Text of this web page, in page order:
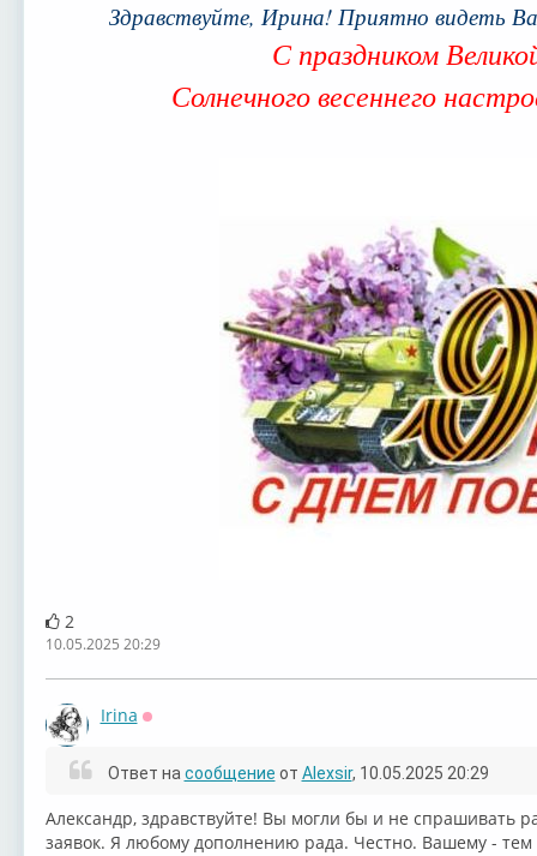
Здравствуйте, Ирина! Приятно видеть
С праздником
Солнечного весеннего
2
10.05.2025 20:29
Irina
Ответ насообщение от Alexsir, 10.05.2025 20:29
Александр, здравствуйте! Вы могли бы и не спрашивать
заявок. Я любому дополнению рада. Честно. Вашему - тем